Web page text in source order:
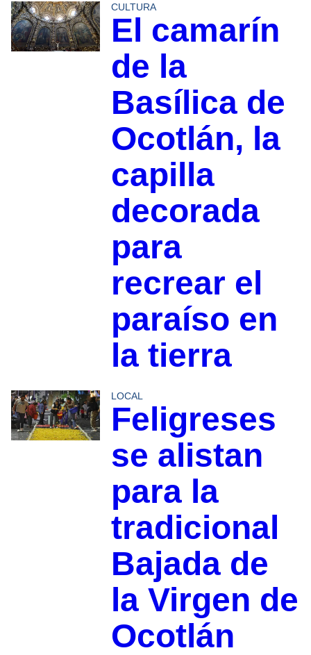
CULTURA
El camarín
de la
Basílica de
Ocotlán, la
capilla
decorada
para
recrear el
paraíso en
la tierra
LOCAL
Feligreses
se alistan
para la
tradicional
Bajada de
la Virgen de
Ocotlán